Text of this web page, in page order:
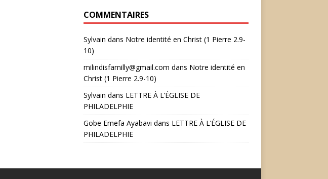
COMMENTAIRES
Sylvain dans Notre identité en Christ (1 Pierre 2.9-
10)
milindisfamilly@gmail.com dans Notre identité en
Christ (1 Pierre 2.9-10)
Sylvain dans LETTRE À L’ÉGLISE DE
PHILADELPHIE
Gobe Emefa Ayabavi dans LETTRE À L’ÉGLISE DE
PHILADELPHIE